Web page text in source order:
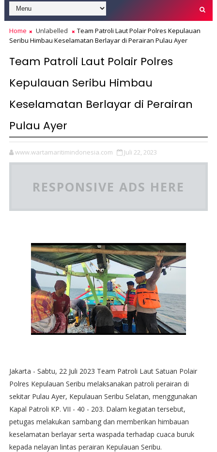
Home Unlabelled
Team Patroli Laut Polair Polres Kepulauan
Seribu Himbau Keselamatan Berlayar di Perairan Pulau Ayer
Team Patroli Laut Polair Polres
Kepulauan Seribu Himbau
Keselamatan Berlayar di Perairan
Pulau Ayer
www.wartamaritimindonesia.com Juli 22, 2023
RESPONSIVE ADS HERE
Jakarta - Sabtu, 22 Juli 2023 Team Patroli Laut Satuan Polair
Polres Kepulauan Seribu melaksanakan patroli perairan di
sekitar Pulau Ayer, Kepulauan Seribu Selatan, menggunakan
Kapal Patroli KP. VII - 40 - 203. Dalam kegiatan tersebut,
petugas melakukan sambang dan memberikan himbauan
keselamatan berlayar serta waspada terhadap cuaca buruk
kepada nelayan lintas perairan Kepulauan Seribu.